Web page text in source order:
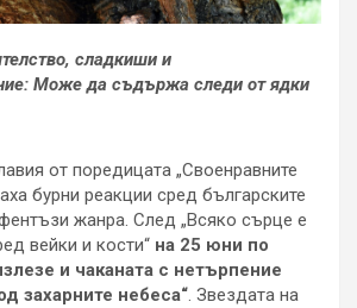
сладкиши и
Може да съдържа следи от ядки
от поредицата „Своенравните
бурни реакции сред българските
жанра. След „Всяко сърце е
вейки и кости“ на 25 юни по
и чаканата с нетърпение
захарните небеса“. Звездата на